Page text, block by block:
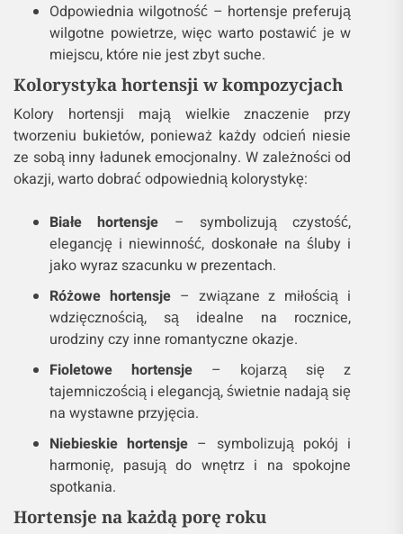
Odpowiednia wilgotność – hortensje preferują
wilgotne powietrze, więc warto postawić je w
miejscu, które nie jest zbyt suche.
Kolorystyka hortensji w kompozycjach
Kolory hortensji mają wielkie znaczenie przy
tworzeniu bukietów, ponieważ każdy odcień niesie
ze sobą inny ładunek emocjonalny. W zależności od
okazji, warto dobrać odpowiednią kolorystykę:
Białe hortensje – symbolizują czystość,
elegancję i niewinność, doskonałe na śluby i
jako wyraz szacunku w prezentach.
Różowe hortensje– związane z miłością i
wdzięcznością, są idealne na rocznice,
urodziny czy inne romantyczne okazje.
Fioletowe hortensje – kojarzą się z
tajemniczością i elegancją, świetnie nadają się
na wystawne przyjęcia.
Niebieskie hortensje – symbolizują pokój i
harmonię, pasują do wnętrz i na spokojne
spotkania.
Hortensje na każdą porę roku